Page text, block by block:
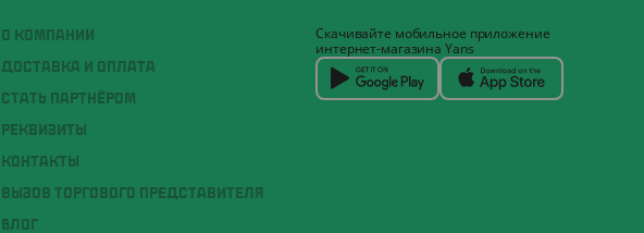
О КОМПАНИИ
ДОСТАВКА И ОПЛАТА
СТАТЬ ПАРТНЁРОМ
РЕКВИЗИТЫ
КОНТАКТЫ
ВЫЗОВ ТОРГОВОГО ПРЕДСТАВИТЕЛЯ
БЛОГ
Скачивайте мобильное приложение
интернет-магазина Yans